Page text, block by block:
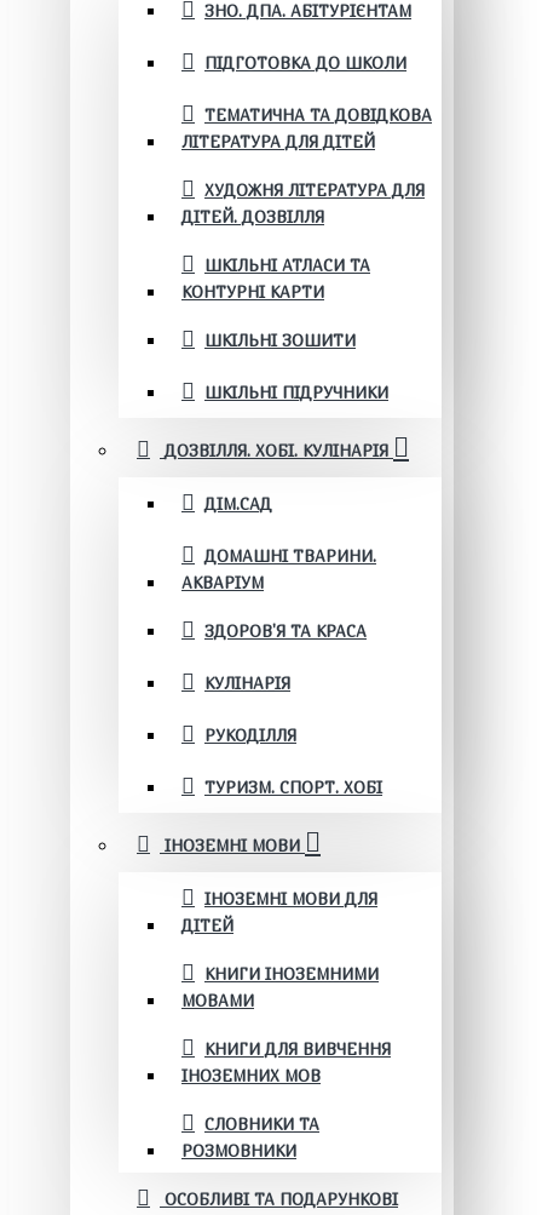
ЗНО. ДПА. АБІТУРІЄНТАМ
ПІДГОТОВКА ДО ШКОЛИ
ТЕМАТИЧНА ТА ДОВІДКОВА
ЛІТЕРАТУРА ДЛЯ ДІТЕЙ
ХУДОЖНЯ ЛІТЕРАТУРА ДЛЯ
ДІТЕЙ. ДОЗВІЛЛЯ
ШКІЛЬНІ АТЛАСИ ТА
КОНТУРНІ КАРТИ
ШКІЛЬНІ ЗОШИТИ
ШКІЛЬНІ ПІДРУЧНИКИ
ДОЗВІЛЛЯ. ХОБІ. КУЛІНАРІЯ
ДІМ.САД
ДОМАШНІ ТВАРИНИ.
АКВАРІУМ
ЗДОРОВ'Я ТА КРАСА
КУЛІНАРІЯ
РУКОДІЛЛЯ
ТУРИЗМ. СПОРТ. ХОБІ
ІНОЗЕМНІ МОВИ
ІНОЗЕМНІ МОВИ ДЛЯ
ДІТЕЙ
КНИГИ ІНОЗЕМНИМИ
МОВАМИ
КНИГИ ДЛЯ ВИВЧЕННЯ
ІНОЗЕМНИХ МОВ
СЛОВНИКИ ТА
РОЗМОВНИКИ
ОСОБЛИВІ ТА ПОДАРУНКОВІ